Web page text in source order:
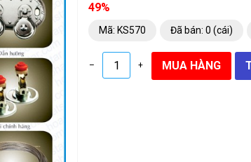
49%
Mã: KS570 Đã bán: 0 (cái)
– +